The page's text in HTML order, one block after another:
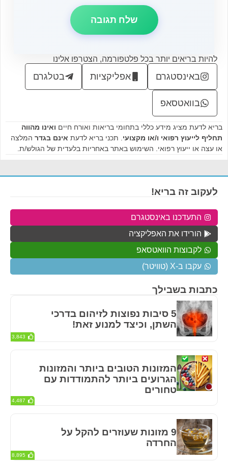
להיות בריאים יותר בכל פלטפורמה, הצטרפו אלינו
באינסטגרם אפליקציות בטלגרם
בוואטסאפ
בריא לדעת מציג מידע כללי בתחומי בריאות ואורח חיים ואינו מהווה
תחליף לייעוץ רפואי ו/או מקצועי . תכני בריא לדעת אינם בגדר המלצה
או עצה או ייעוץ רפואי. השימוש באתר באחריות בלעדית של הגולש/ת.
כתבות בשבילך
5 סיבות נפוצות לזיהום בדרכי
השתן, וכיצד למנוע זאת!
3,843
המזונות הטובים ביותר והמזונות
הגרועים ביותר להתמודדות עם
טחורים
4,487
9 מזונות שעוזרים להקל על
החרדה
8,895
לעקוב זה בריא!
התעדכנו באינסטגרם
הורידו את האפליקציה
לקבוצות הוואטסאפ
עקבו ב-X (טוויטר)